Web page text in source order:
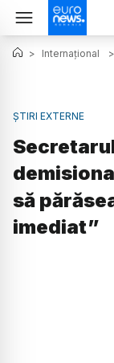
> Internațional >
ȘTIRI EXTERNE
să
imediat”